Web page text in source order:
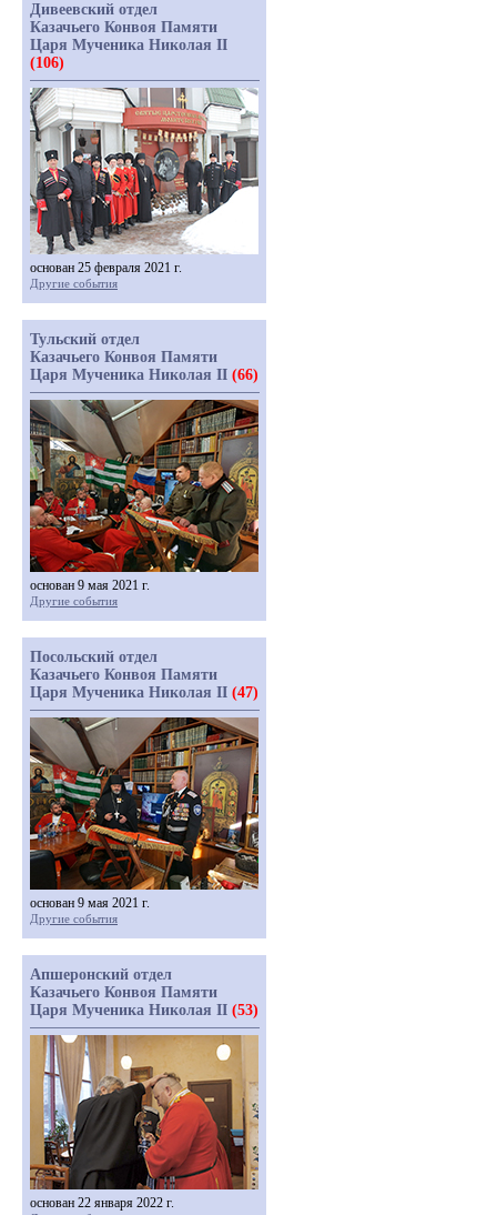
Дивеевский отдел
Казачьего Конвоя Памяти
Царя Мученика Николая II
(106)
основан 25 февраля 2021 г.
Другие события
Тульский отдел
Казачьего Конвоя Памяти
Царя Мученика Николая II (66)
основан 9 мая 2021 г.
Другие события
Посольский отдел
Казачьего Конвоя Памяти
Царя Мученика Николая II (47)
основан 9 мая 2021 г.
Другие события
Апшеронский отдел
Казачьего Конвоя Памяти
Царя Мученика Николая II (53)
основан 22 января 2022 г.